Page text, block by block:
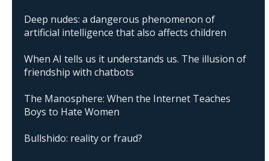
Deep nudes: a dangerous phenomenon of
artificial intelligence that also affects children
When AI tells us it understands us. The illusion of
friendship with chatbots
The Manosphere: When the Internet Teaches
Boys to Hate Women
Bullshido: reality or fraud?